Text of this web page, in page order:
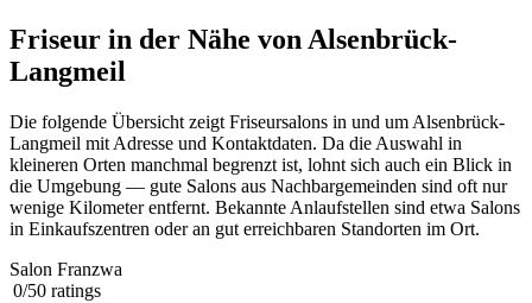
Friseur in der Nähe von Alsenbrück-
Langmeil
Die folgende Übersicht zeigt Friseursalons in und um Alsenbrück-
Langmeil mit Adresse und Kontaktdaten. Da die Auswahl in
kleineren Orten manchmal begrenzt ist, lohnt sich auch ein Blick in
die Umgebung — gute Salons aus Nachbargemeinden sind oft nur
wenige Kilometer entfernt. Bekannte Anlaufstellen sind etwa Salons
in Einkaufszentren oder an gut erreichbaren Standorten im Ort.
Salon Franzwa
0/50 ratings